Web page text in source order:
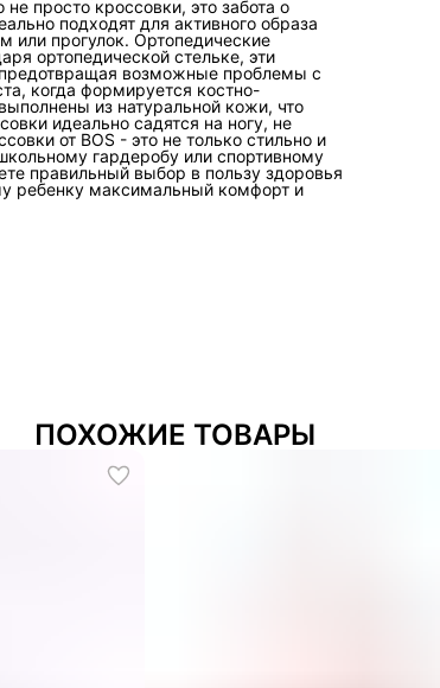
просто кроссовки, это забота о
подходят для активного образа
или прогулок. Ортопедические
ортопедической стельке, эти
предотвращая возможные проблемы с
когда формируется костно-
из натуральной кожи, что
идеально садятся на ногу, не
от BOS - это не только стильно и
гардеробу или спортивному
правильный выбор в пользу здоровья
ребенку максимальный комфорт и
ПОХОЖИЕ ТОВАРЫ